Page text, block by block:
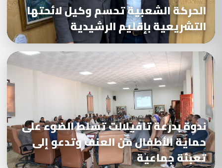
الحركة الشعبية تحسم وكيل لائحتها
التشريعية بإقليم الرشيدية
ندوة بدرعة تافيلالت تسلط الضوء على
حماية الأطفال من العنف وتدعو إلى
تعبئة جماعية